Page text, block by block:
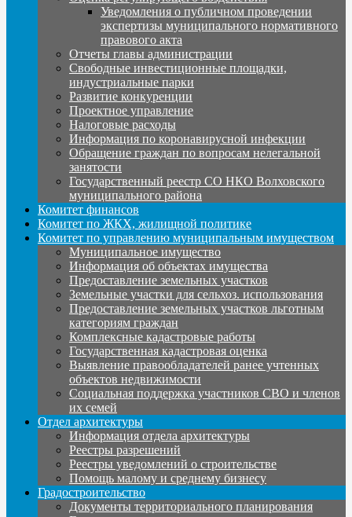
Уведомления о публичном проведении
экспертизы муниципального нормативного
правового акта
Отчеты главы администрации
Свободные инвестиционные площадки,
индустриальные парки
Развитие конкуренции
Проектное управление
Налоговые расходы
Информация по коронавирусной инфекции
Обращение граждан по вопросам нелегальной
занятости
Государственный реестр СО НКО Волховского
муниципального района
Комитет финансов
Комитет по ЖКХ, жилищной политике
Комитет по управлению муниципальным имуществом
Муниципальное имущество
Информация об объектах имущества
Предоставление земельных участков
Земельные участки для сельхоз. использования
Предоставление земельных участков льготным
категориям граждан
Комплексные кадастровые работы
Государственная кадастровая оценка
Выявление правообладателей ранее учтенных
объектов недвижимости
Социальная поддержка участников СВО и членов
их семей
Отдел архитектуры
Информация отдела архитектуры
Реестры разрешений
Реестры уведомлений о строительстве
Помощь малому и среднему бизнесу
Градостроительство
Документы территориального планирования